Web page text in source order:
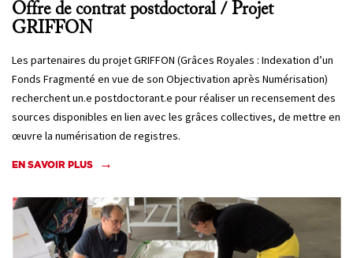
Offre de contrat postdoctoral / Projet
GRIFFON
Les partenaires du projet GRIFFON (Grâces Royales : Indexation d’un
Fonds Fragmenté en vue de son Objectivation après Numérisation)
recherchent un.e postdoctorant.e pour réaliser un recensement des
sources disponibles en lien avec les grâces collectives, de mettre en
œuvre la numérisation de registres.
EN SAVOIR PLUS